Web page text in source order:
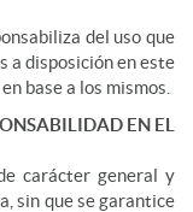
del uso que
a disposición en este
base a los mismos.
EN EL
carácter general y
sin que se garantice